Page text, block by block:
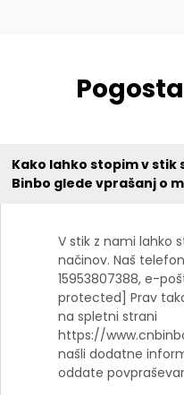
Kako lahko stopim v stik
Binbo glede vprašanj o
V stik z nami lahko
načinov. Naš
15953807388, e-
protected] Prav
na spletni strani
https://
našli dodatne
oddate